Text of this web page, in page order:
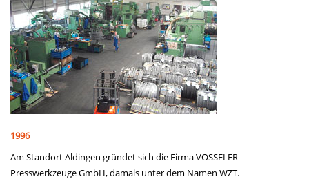
1996
Am Standort Aldingen gründet sich die Firma VOSSELER
Presswerkzeuge GmbH, damals unter dem Namen WZT.